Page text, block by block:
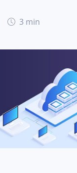
3 min